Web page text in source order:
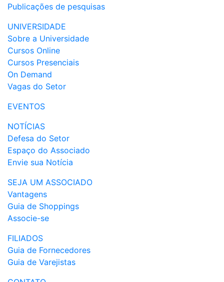
Publicações de pesquisas
UNIVERSIDADE
Sobre a Universidade
Cursos Online
Cursos Presenciais
On Demand
Vagas do Setor
EVENTOS
NOTÍCIAS
Defesa do Setor
Espaço do Associado
Envie sua Notícia
SEJA UM ASSOCIADO
Vantagens
Guia de Shoppings
Associe-se
FILIADOS
Guia de Fornecedores
Guia de Varejistas